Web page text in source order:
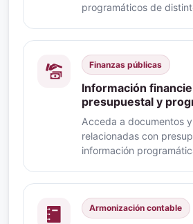
programáticos de
Finanzas públicas
Información
presupuestal y
Acceda a documentos
relacionadas con
información
Armonización contable